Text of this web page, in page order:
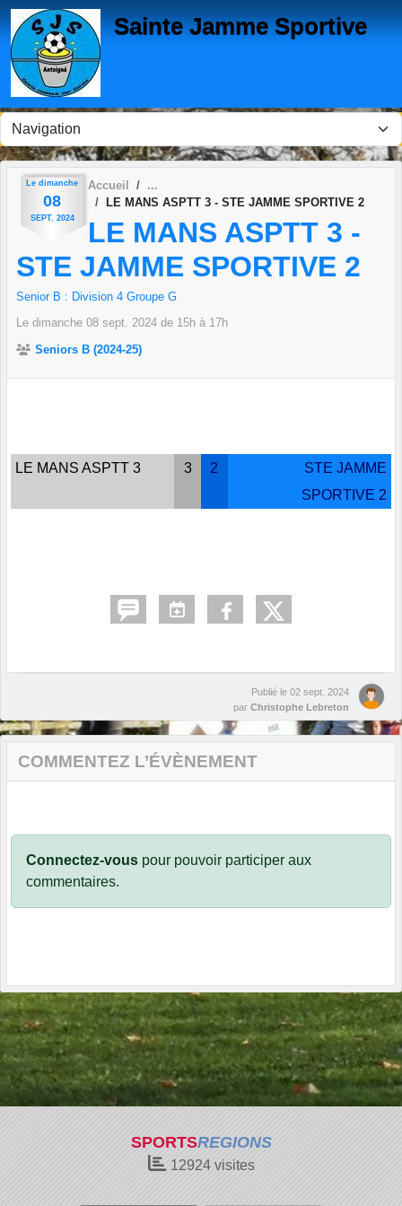
Sainte Jamme Sportive
Le dimanche
08
SEPT. 2024
Accueil
LE MANS ASPTT 3 - STE JAMME SPORTIVE 2
LE MANS ASPTT 3 -
STE JAMME SPORTIVE 2
Senior B : Division 4 Groupe G
Le dimanche 08 sept. 2024 de 15h à 17h
Seniors B (2024-25)
LE MANS ASPTT 3 3 2
STE JAMME
SPORTIVE 2
Publié le 02 sept. 2024
par Christophe Lebreton
COMMENTEZ L’ÉVÈNEMENT
Connectez-vous pour pouvoir participer aux
commentaires.
SPORTSREGIONS
12924visites
Panneau de gestion des cookies